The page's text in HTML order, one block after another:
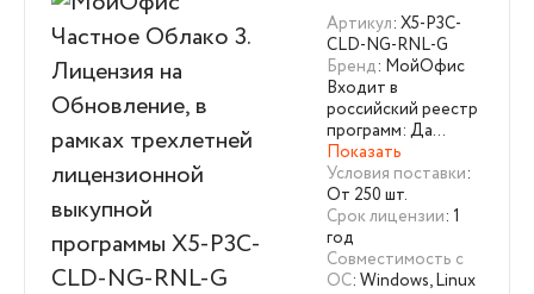
Лицензия на
Обновление, в
рамках трехлетней
лицензионной
выкупной
программы X5-P3C-
CLD-NG-RNL-G
Артикул: X5-P3C-
CLD-NG-RNL-G
Бренд: МойОфис
Входит в
российский реестр
программ: Да…
Показать
Условия поставки:
От 250 шт.
Срок лицензии: 1
год
Совместимость с
ОС: Windows, Linux